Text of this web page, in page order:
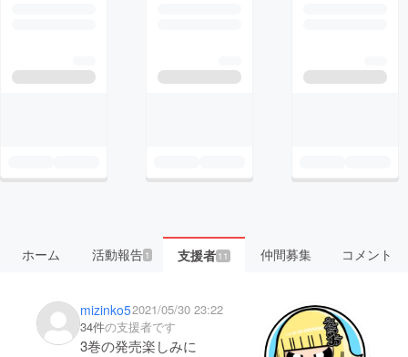
ホーム 活動報告1 支援者 11 仲間募集 コメント
mizinko52021/05/30 23:22
34件の支援者です
3巻の発売楽しみに